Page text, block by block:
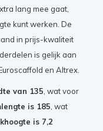
lang mee gaat,
kunt werken. De
in prijs-kwaliteit
is gelijk aan
en Altrex.
van 135 , wat voor
is 185 , wat
is 7,2